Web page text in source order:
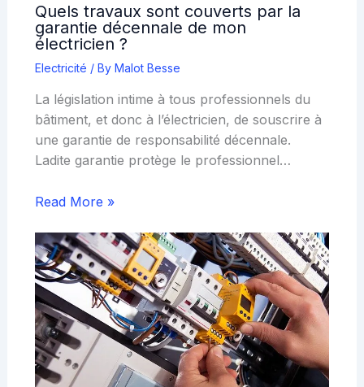
Quels travaux sont couverts par la
garantie décennale de mon
électricien ?
Electricité / By Malot Besse
La législation intime à tous professionnels du
bâtiment, et donc à l’électricien, de souscrire à
une garantie de responsabilité décennale.
Ladite garantie protège le professionnel…
Read More »